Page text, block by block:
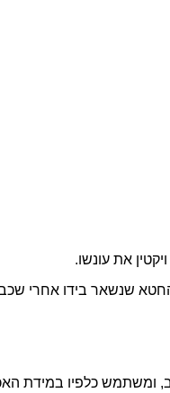
את עונשו.
שנשאר בידו אחרי
ומשתמש כלפיו במידת